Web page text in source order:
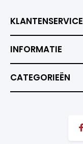
KLANTENSERVICE
INFORMATIE
CATEGORIEËN